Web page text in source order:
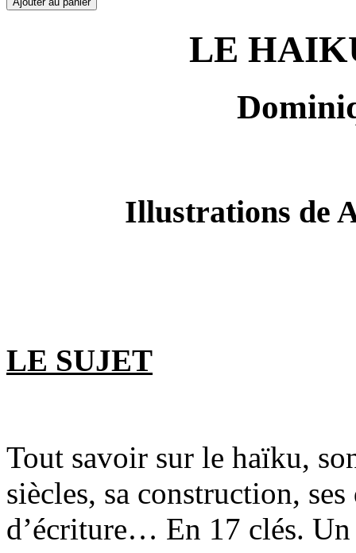
LE
Illustrations de
LE SUJET
Tout savoir sur le haïku,
siècles, sa construction,
d’écriture… En 17 clés.